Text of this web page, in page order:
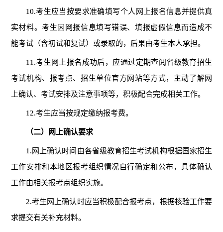
10.考生应当按要求准确填写个人网上报名信息并提供真
实材料。考生因网报信息填写错误、填报虚假信息而造成不
能考试（含初试和复试）或录取的，后果由考生本人承担。
11.考生网上报名成功后，应通过定期查阅省级教育招生
考试机构、报考点、招生单位官方网站等方式，主动了解网
上确认、 考试安排及注意事项等，积极配合完成相关工作。
12.考生应当按规定缴纳报考费。
（二）网上确认要求
1.网上确认时间由各省级教育招生考试机构根据国家招生
工作安排和本地区报考组织情况自行确定和公布，具体确认
工作由相关报考点组织实施。
2.考生网上确认时应当积极配合报考点， 根据核验工作要
求提交有关补充材料。